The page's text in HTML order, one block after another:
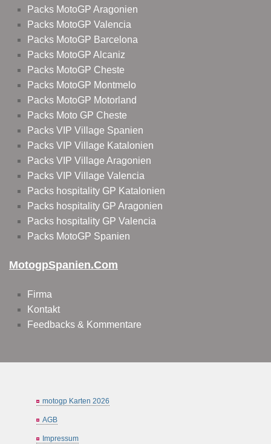
Packs MotoGP Aragonien
Packs MotoGP Valencia
Packs MotoGP Barcelona
Packs MotoGP Alcaniz
Packs MotoGP Cheste
Packs MotoGP Montmelo
Packs MotoGP Motorland
Packs Moto GP Cheste
Packs VIP Village Spanien
Packs VIP Village Katalonien
Packs VIP Village Aragonien
Packs VIP Village Valencia
Packs hospitality GP Katalonien
Packs hospitality GP Aragonien
Packs hospitality GP Valencia
Packs MotoGP Spanien
MotogpSpanien.com
Firma
Kontakt
Feedbacks & Kommentare
motogp Karten 2026
AGB
Impressum